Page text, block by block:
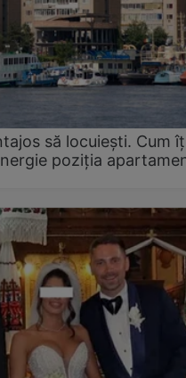
să locuiești. Cum
poziția